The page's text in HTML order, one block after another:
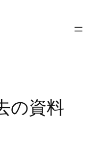
の資料